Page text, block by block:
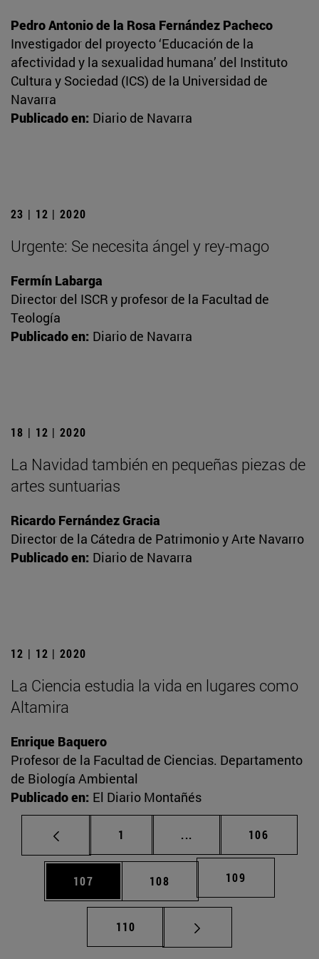
Pedro Antonio de la Rosa Fernández Pacheco
Investigador del proyecto ‘Educación de la
afectividad y la sexualidad humana’ del Instituto
Cultura y Sociedad (ICS) de la Universidad de
Navarra
Publicado en: Diario de Navarra
23 | 12 | 2020
Urgente: Se necesita ángel y rey-mago
Fermín Labarga
Director del ISCR y profesor de la Facultad de
Teología
Publicado en: Diario de Navarra
18 | 12 | 2020
La Navidad también en pequeñas piezas de
artes suntuarias
Ricardo Fernández Gracia
Director de la Cátedra de Patrimonio y Arte Navarro
Publicado en: Diario de Navarra
12 | 12 | 2020
La Ciencia estudia la vida en lugares como
Altamira
Enrique Baquero
Profesor de la Facultad de Ciencias. Departamento
de Biología Ambiental
Publicado en: El Diario Montañés
Página
1 ... Páginas intermedias
Página
106
Página
107 Página
108 Página
109
Página
110